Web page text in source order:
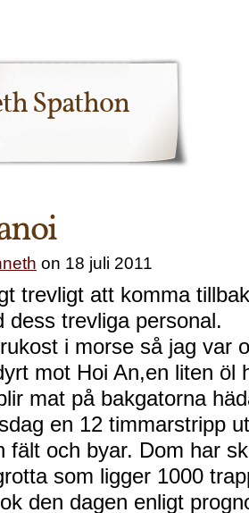
Spathon
on 18 juli 2011
trevligt att komma
dess trevliga personal.
i morse så jag var
mot Hoi An,en liten öl
mat på bakgatorna
en 12 timmarstripp
fält och byar. Dom har
som ligger 1000
den dagen enligt